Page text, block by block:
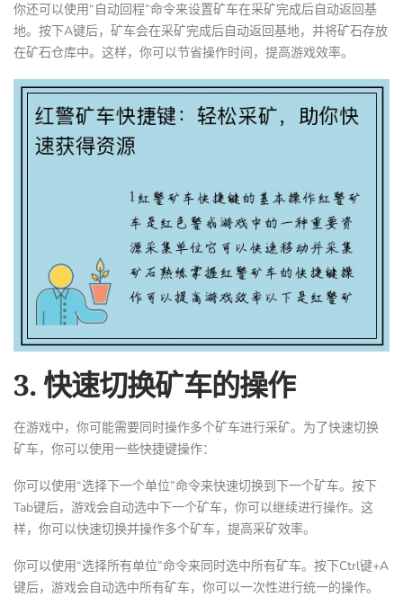
你还可以使用“自动回程”命令来设置矿车在采矿完成后自动返回基
地。按下A键后，矿车会在采矿完成后自动返回基地，并将矿石存放
在矿石仓库中。这样，你可以节省操作时间，提高游戏效率。
3. 快速切换矿车的操作
在游戏中，你可能需要同时操作多个矿车进行采矿。为了快速切换
矿车，你可以使用一些快捷键操作：
你可以使用“选择下一个单位”命令来快速切换到下一个矿车。按下
Tab键后，游戏会自动选中下一个矿车，你可以继续进行操作。这
样，你可以快速切换并操作多个矿车，提高采矿效率。
你可以使用“选择所有单位”命令来同时选中所有矿车。按下Ctrl键+A
键后，游戏会自动选中所有矿车，你可以一次性进行统一的操作。